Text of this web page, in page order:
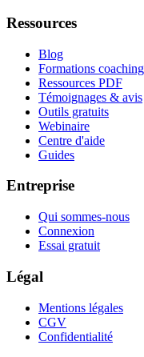
Ressources
Blog
Formations coaching
Ressources PDF
Témoignages & avis
Outils gratuits
Webinaire
Centre d'aide
Guides
Entreprise
Qui sommes-nous
Connexion
Essai gratuit
Légal
Mentions légales
CGV
Confidentialité